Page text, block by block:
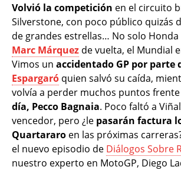
Volvió la competición en el circuito
Silverstone, con poco público quizás
de grandes estrellas… No solo Honda
Marc Márquez de vuelta, el Mundial
Vimos un accidentado GP por parte
Espargaró quien salvó su caída,
volvía a perder muchos puntos frente
día, Pecco Bagnaia. Poco faltó a
vencedor, pero ¿le pasarán factura
Quartararo en las próximas
el nuevo episodio de Diálogos Sobre
nuestro experto en MotoGP, Diego